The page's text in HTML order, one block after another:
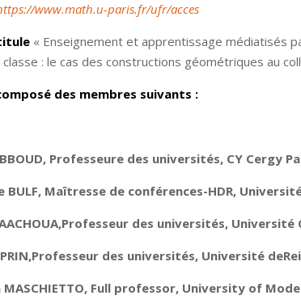
www.math.u-paris.fr/ufr/acces
« Enseignement et apprentissage médiatisés
: le cas des constructions géométriques au
des membres suivants :
Professeure des universités, CY Cergy
BULF, Maîtresse de conférences-HDR,
Professeur des universités, Université
Professeur des universités, Université de
Full professor, University of